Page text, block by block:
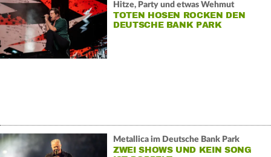
Hitze, Party und etwas Wehmut
TOTEN HOSEN ROCKEN DEN
DEUTSCHE BANK PARK
Metallica im Deutsche Bank Park
ZWEI SHOWS UND KEIN SONG